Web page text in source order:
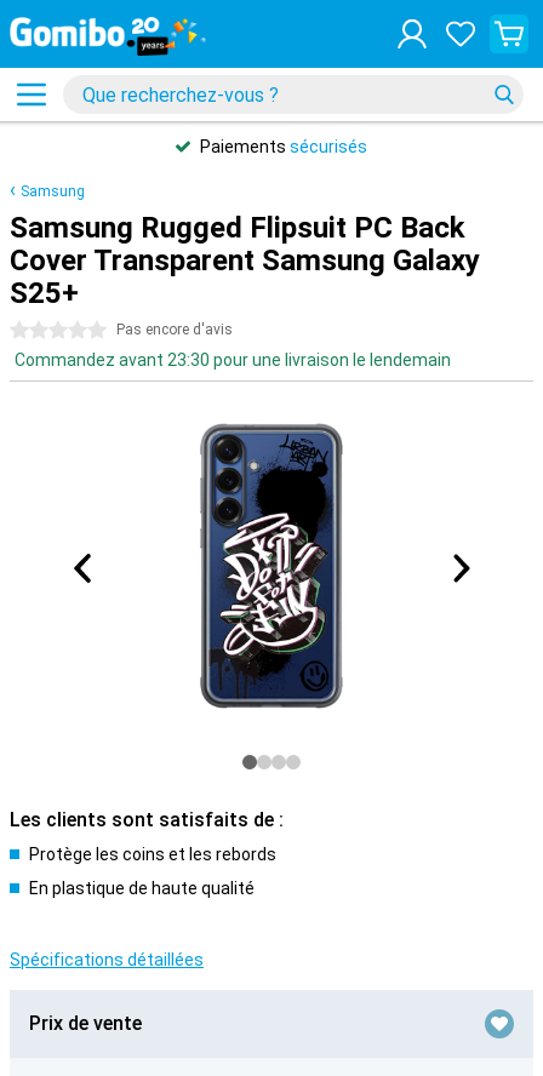
Paiements sécurisés
Samsung
Samsung Rugged Flipsuit PC Back
Cover Transparent Samsung Galaxy
S25+
0 étoiles Pas encore d'avis
Commandez avant 23:30 pour une livraison le lendemain
Les clients sont satisfaits de :
Protège les coins et les rebords
En plastique de haute qualité
Spécifications détaillées
Prix de vente